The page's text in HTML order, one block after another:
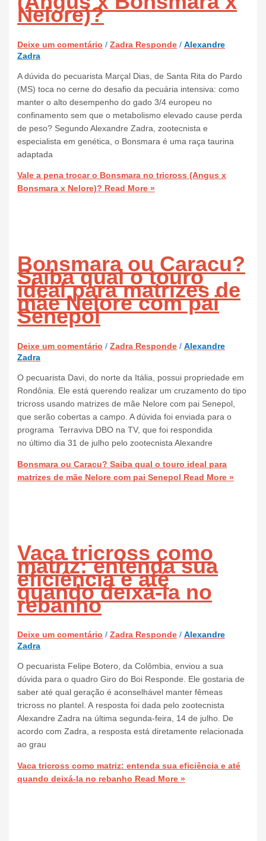
Nelore)?
Deixe um comentário /Zadra Responde /Alexandre
Zadra
A dúvida do pecuarista Marçal Dias, de Santa Rita do Pardo
(MS) toca no cerne do desafio da pecuária intensiva: como
manter o alto desempenho do gado 3/4 europeu no
confinamento sem que o metabolismo elevado cause perda
de peso? Segundo Alexandre Zadra, zootecnista e
especialista em genética, o Bonsmara é uma raça taurina
adaptada
Vale a pena trocar o Bonsmara no tricross (Angus x
Bonsmara x Nelore)? Read More »
Bonsmara ou Caracu?
Saiba qual o touro
ideal para matrizes de
mãe Nelore com pai
Senepol
Deixe um comentário /Zadra Responde /Alexandre
Zadra
O pecuarista Davi, do norte da Itália, possui propriedade em
Rondônia. Ele está querendo realizar um cruzamento do tipo
tricross usando matrizes de mãe Nelore com pai Senepol,
que serão cobertas a campo. A dúvida foi enviada para o
programa Terraviva DBO na TV, que foi respondida
no último dia 31 de julho pelo zootecnista Alexandre
Bonsmara ou Caracu? Saiba qual o touro ideal para
matrizes de mãe Nelore com pai Senepol Read More »
Vaca tricross como
matriz: entenda sua
eficiência e até
quando deixá-la no
rebanho
Deixe um comentário /Zadra Responde /Alexandre
Zadra
O pecuarista Felipe Botero, da Colômbia, enviou a sua
dúvida para o quadro Giro do Boi Responde. Ele gostaria de
saber até qual geração é aconselhável manter fêmeas
tricross no plantel. A resposta foi dada pelo zootecnista
Alexandre Zadra na última segunda-feira, 14 de julho. De
acordo com Zadra, a resposta está diretamente relacionada
ao grau
Vaca tricross como matriz: entenda sua eficiência e até
quando deixá-la no rebanho Read More »